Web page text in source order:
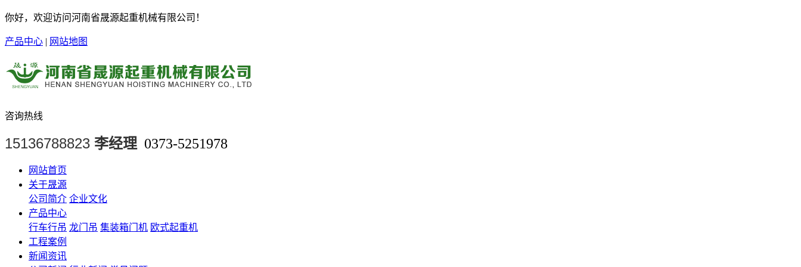
你好，欢迎访问河南省晟源起重机械有限公司！
产品中心 | 网站地图
咨询热线
15136788823 李经理 0373-5251978
网站首页
关于晟源
公司简介 企业文化
产品中心
行车行吊 龙门吊 集装箱门机 欧式起重机
工程案例
新闻资讯